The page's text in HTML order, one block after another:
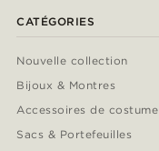
CATÉGORIES
Nouvelle collection
Bijoux & Montres
Accessoires de costume
Sacs & Portefeuilles